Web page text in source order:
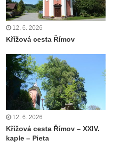
u Česká
nad
12. 6. 2026
Křížová cesta Římov
12. 6. 2026
Křížová cesta Římov – XXIV.
kaple – Pieta